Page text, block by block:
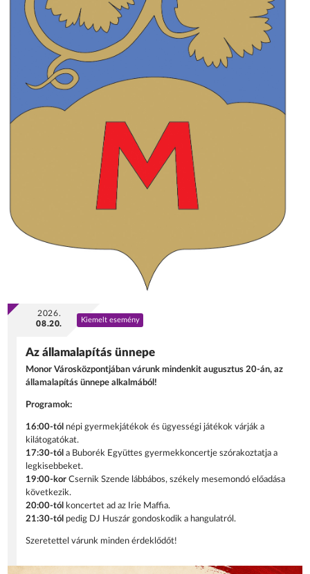
2026.
08.20.
Kiemelt esemény
Az államalapítás ünnepe
Monor Városközpontjában várunk mindenkit augusztus 20-án, az
államalapítás ünnepe alkalmából!
Programok:
16:00-tól népi gyermekjátékok és ügyességi játékok várják a
kilátogatókat.
17:30-tól a Buborék Együttes gyermekkoncertje szórakoztatja a
legkisebbeket.
19:00-korCsernik Szende lábbábos, székely mesemondó előadása
következik.
20:00-tól
koncertet ad az Irie Maffia.
21:30-tól pedig DJ Huszár gondoskodik a hangulatról.
Szeretettel várunk minden érdeklődőt!